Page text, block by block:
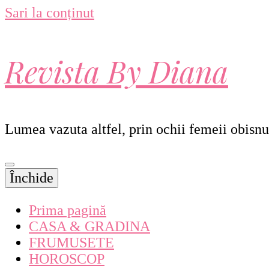
Sari la conținut
Revista By Diana
Lumea vazuta altfel, prin ochii femeii
Închide
Prima pagină
CASA & GRADINA
FRUMUSETE
HOROSCOP